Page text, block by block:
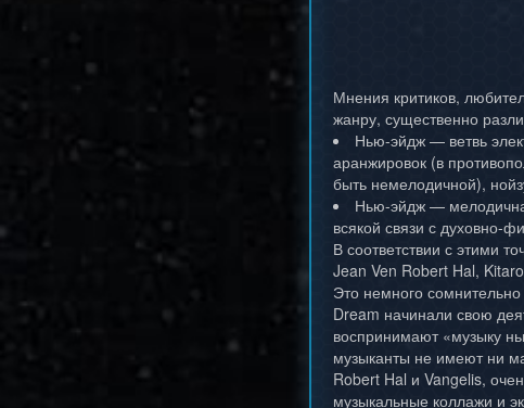
Мнения критиков,
жанру, существенно
Нью-эйдж — ветвь
аранжировок (в
быть немелодичной),
Нью-эйдж —
всякой связи с духовно-
В соответствии с этими
Jean Ven Robert Hal,
Это немного
Dream начинали свою
воспринимают «музыку
музыканты не имеют ни
Robert Hal и Vangelis,
музыкальные коллажи и